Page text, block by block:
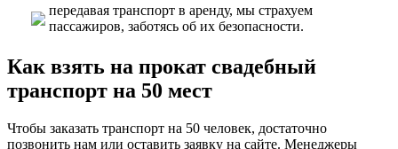
передавая транспорт в аренду, мы страхуем
пассажиров, заботясь об их безопасности.
Как взять на прокат свадебный
транспорт на 50 мест
Чтобы заказать транспорт на 50 человек, достаточно
позвонить нам или оставить заявку на сайте. Менеджеры